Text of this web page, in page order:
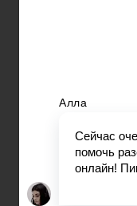
Раздел
Разделу
Вопросы и